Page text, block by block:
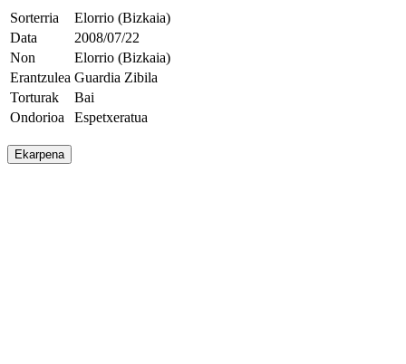
Sorterria
Elorrio (Bizkaia)
Data
2008/07/22
Non
Elorrio (Bizkaia)
Erantzulea Guardia Zibila
Torturak
Bai
Ondorioa
Espetxeratua